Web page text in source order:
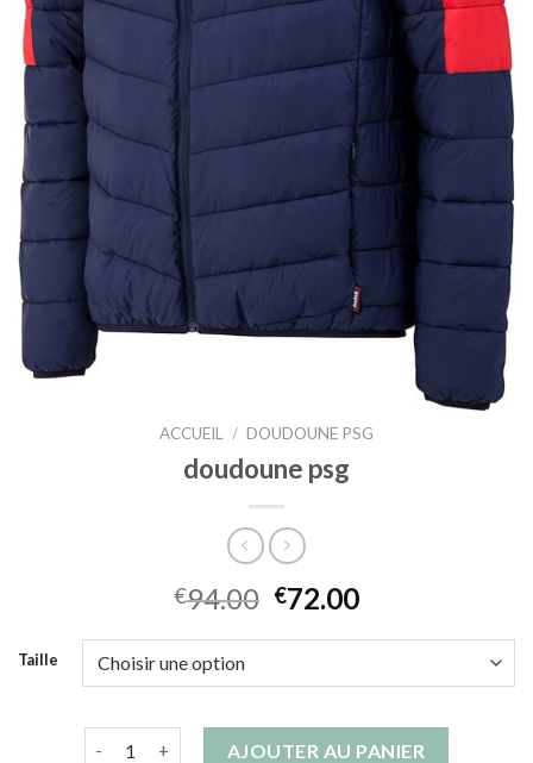
ACCUEIL / DOUDOUNE PSG
doudoune psg
€94.00 €72.00
Taille
AJOUTER AU PANIER